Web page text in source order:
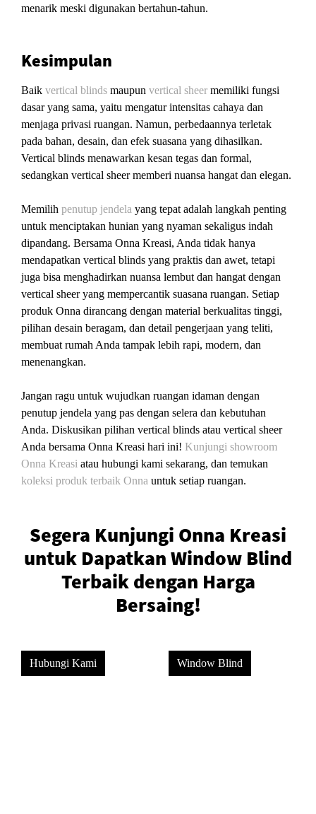
menarik meski digunakan bertahun-tahun.
Kesimpulan
Baik vertical blinds maupun vertical sheer memiliki fungsi
dasar yang sama, yaitu mengatur intensitas cahaya dan
menjaga privasi ruangan. Namun, perbedaannya terletak
pada bahan, desain, dan efek suasana yang dihasilkan.
Vertical blinds menawarkan kesan tegas dan formal,
sedangkan vertical sheer memberi nuansa hangat dan elegan.
Memilih penutup jendela yang tepat adalah langkah penting
untuk menciptakan hunian yang nyaman sekaligus indah
dipandang. Bersama Onna Kreasi, Anda tidak hanya
mendapatkan vertical blinds yang praktis dan awet, tetapi
juga bisa menghadirkan nuansa lembut dan hangat dengan
vertical sheer yang mempercantik suasana ruangan. Setiap
produk Onna dirancang dengan material berkualitas tinggi,
pilihan desain beragam, dan detail pengerjaan yang teliti,
membuat rumah Anda tampak lebih rapi, modern, dan
menenangkan.
Jangan ragu untuk wujudkan ruangan idaman dengan
penutup jendela yang pas dengan selera dan kebutuhan
Anda. Diskusikan pilihan vertical blinds atau vertical sheer
Anda bersama Onna Kreasi hari ini! Kunjungi showroom
Onna Kreasi atau hubungi kami sekarang, dan temukan
koleksi produk terbaik Onna untuk setiap ruangan.
Segera Kunjungi Onna Kreasi
untuk Dapatkan Window Blind
Terbaik dengan Harga
Bersaing!
Hubungi Kami Window Blind